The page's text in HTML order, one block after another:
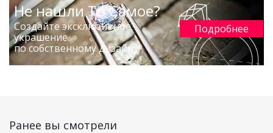
Не нашли То Самое?
Создайте эксклюзивное
украшение
по собственному дизайну!
Подробнее
Ранее вы смотрели